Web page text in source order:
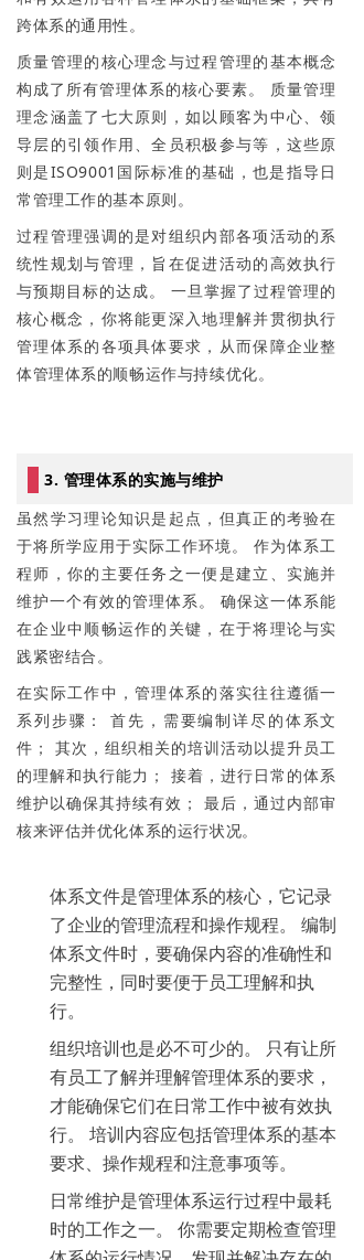
跨体系的通用性。
质量管理的核心理念与过程管理的基本概念
构成了所有管理体系的核心要素。 质量管理
理念涵盖了七大原则，如以顾客为中心、领
导层的引领作用、全员积极参与等，这些原
则是ISO9001国际标准的基础，也是指导日
常管理工作的基本原则。
过程管理强调的是对组织内部各项活动的系
统性规划与管理，旨在促进活动的高效执行
与预期目标的达成。 一旦掌握了过程管理的
核心概念，你将能更深入地理解并贯彻执行
管理体系的各项具体要求，从而保障企业整
体管理体系的顺畅运作与持续优化。
3. 管理体系的实施与维护
虽然学习理论知识是起点，但真正的考验在
于将所学应用于实际工作环境。 作为体系工
程师，你的主要任务之一便是建立、实施并
维护一个有效的管理体系。 确保这一体系能
在企业中顺畅运作的关键，在于将理论与实
践紧密结合。
在实际工作中，管理体系的落实往往遵循一
系列步骤： 首先，需要编制详尽的体系文
件； 其次，组织相关的培训活动以提升员工
的理解和执行能力； 接着，进行日常的体系
维护以确保其持续有效； 最后，通过内部审
核来评估并优化体系的运行状况。
体系文件是管理体系的核心，它记录
了企业的管理流程和操作规程。 编制
体系文件时，要确保内容的准确性和
完整性，同时要便于员工理解和执
行。
组织培训也是必不可少的。 只有让所
有员工了解并理解管理体系的要求，
才能确保它们在日常工作中被有效执
行。 培训内容应包括管理体系的基本
要求、操作规程和注意事项等。
日常维护是管理体系运行过程中最耗
时的工作之一。 你需要定期检查管理